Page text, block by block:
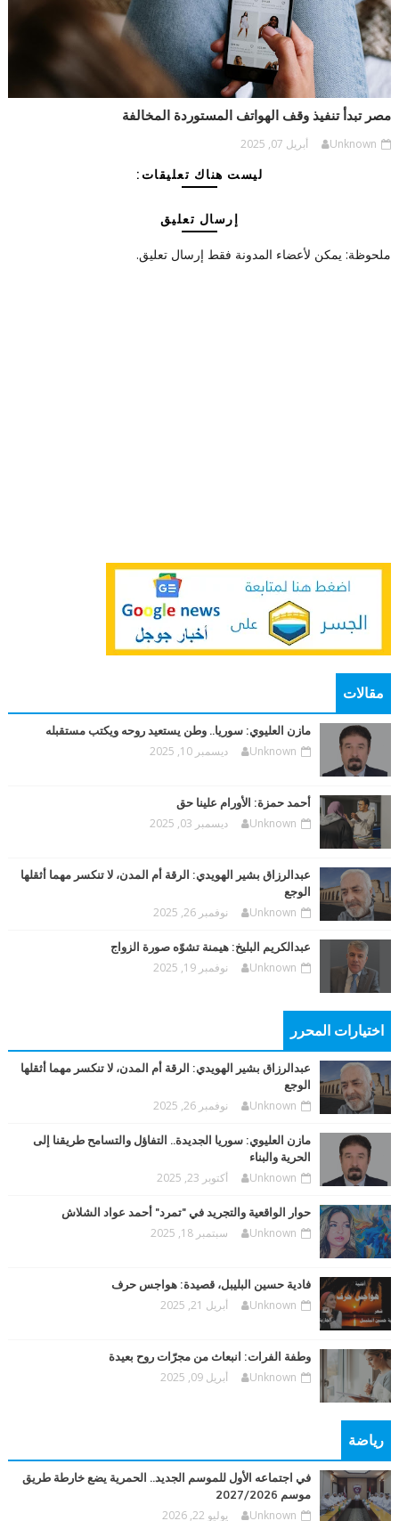
مصر تبدأ تنفيذ وقف الهواتف المستوردة المخالفة
Unknown أبريل 07, 2025
ليست هناك تعليقات:
إرسال تعليق
ملحوظة: يمكن لأعضاء المدونة فقط إرسال تعليق.
مقالات
مازن العليوي: سوريا.. وطن يستعيد روحه ويكتب مستقبله
Unknown ديسمبر 10, 2025
أحمد حمزة: الأورام علينا حق
Unknown ديسمبر 03, 2025
عبدالرزاق بشير الهويدي: الرقة أم المدن، لا تنكسر مهما أثقلها
الوجع
Unknown نوفمبر 26, 2025
عبدالكريم البليخ: هيمنة تشوّه صورة الزواج
Unknown نوفمبر 19, 2025
اختيارات المحرر
عبدالرزاق بشير الهويدي: الرقة أم المدن، لا تنكسر مهما أثقلها
الوجع
Unknown نوفمبر 26, 2025
مازن العليوي: سوريا الجديدة.. التفاؤل والتسامح طريقنا إلى
الحرية والبناء
Unknown أكتوبر 23, 2025
حوار الواقعية والتجريد في "تمرد" أحمد عواد الشلاش
Unknown سبتمبر 18, 2025
فادية حسين البليبل، قصيدة: هواجس حرف
Unknown أبريل 21, 2025
وطفة الفرات: انبعاث من مجرّات روح بعيدة
Unknown أبريل 09, 2025
رياضة
في اجتماعه الأول للموسم الجديد.. الحمرية يضع خارطة طريق
موسم 2027/2026
Unknown يوليو 22, 2026